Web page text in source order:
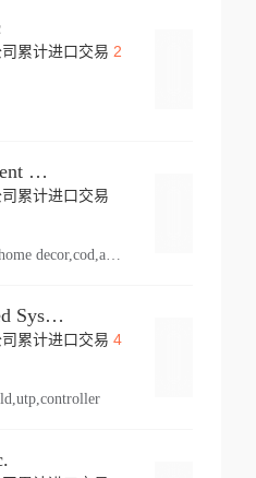
累计进口交易 2
Knoebels Amusement Resort
累计进口交易
vehicle,pl 2,arts,home decor,cod,amusement ride,sea
Duetto Intergrgrated Systems Inc.
累计进口交易 4